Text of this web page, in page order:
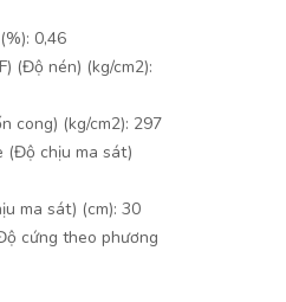
0,46
(Độ nén) (kg/cm2):
cong) (kg/cm2): 297
(Độ chịu ma sát)
ma sát) (cm): 30
cứng theo phương